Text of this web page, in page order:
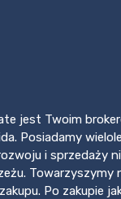
jest Twoim
Posiadamy
i sprzedaży
Towarzyszymy
Po zakupie